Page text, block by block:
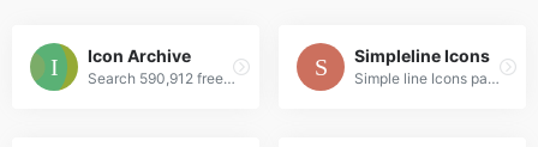
Icon Archive
Search 590,912 free icons
Simpleline Icons
Simple line Icons pack